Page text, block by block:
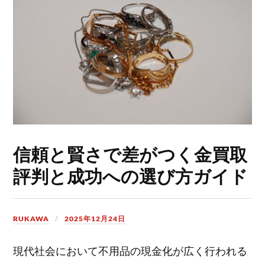
信頼と賢さで差がつく金買取
評判と成功への選び方ガイド
RUKAWA 2025年12月24日
現代社会において不用品の現金化が広く行われる